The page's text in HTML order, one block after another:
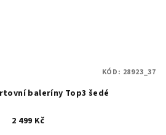
baleríny Top3 šedé
2 499 Kč
KÓD: 28923_37